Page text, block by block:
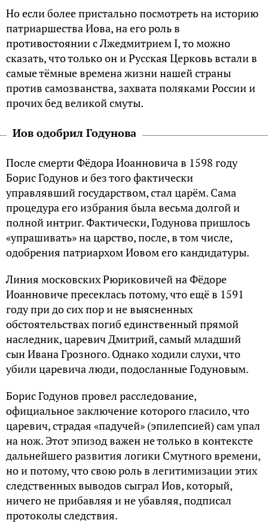
Но если более пристально посмотреть на историю
патриаршества Иова, на его роль в
противостоянии с Лжедмитрием I, то можно
сказать, что только он и Русская Церковь встали в
самые тёмные времена жизни нашей страны
против самозванства, захвата поляками России и
прочих бед великой смуты.
Иов одобрил Годунова
После смерти Фёдора Иоанновича в 1598 году
Борис Годунов и без того фактически
управлявший государством, стал царём. Сама
процедура его избрания была весьма долгой и
полной интриг. Фактически, Годунова пришлось
«упрашивать» на царство, после, в том числе,
одобрения патриархом Иовом его кандидатуры.
Линия московских Рюриковичей на Фёдоре
Иоанновиче пресеклась потому, что ещё в 1591
году при до сих пор и не выясненных
обстоятельствах погиб единственный прямой
наследник, царевич Дмитрий, самый младший
сын Ивана Грозного. Однако ходили слухи, что
убили царевича люди, подосланные Годуновым.
Борис Годунов провел расследование,
официальное заключение которого гласило, что
царевич, страдая «падучей» (эпилепсией) сам упал
на нож. Этот эпизод важен не только в контексте
дальнейшего развития логики Смутного времени,
но и потому, что свою роль в легитимизации этих
следственных выводов сыграл Иов, который,
ничего не прибавляя и не убавляя, подписал
протоколы следствия.